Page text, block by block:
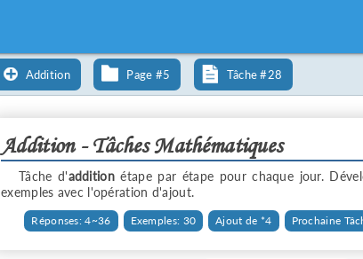
Addition Page #5 Tâche #28
Addition - Tâches Mathématiques
Tâche d'additionétape par étape pour chaque jour.
exemples avec l'opération d'ajout.
Réponses: 4~36 Exemples: 30 Ajout de *4 Prochaine